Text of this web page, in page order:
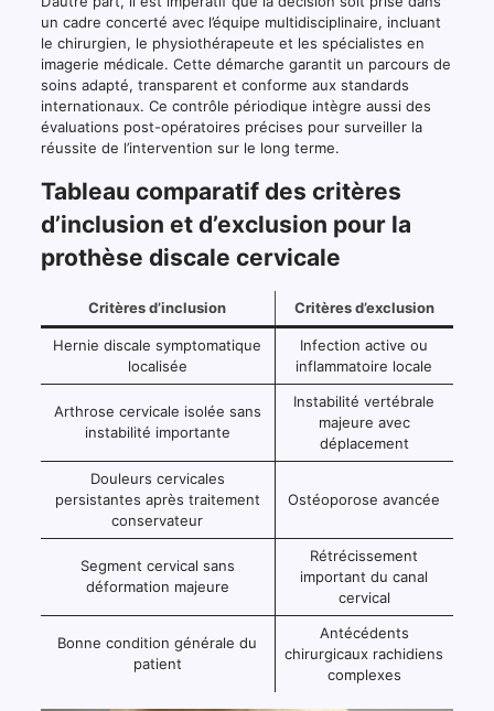
un cadre concerté avec l’équipe multidisciplinaire, incluant
le chirurgien, le physiothérapeute et les spécialistes en
imagerie médicale. Cette démarche garantit un parcours de
soins adapté, transparent et conforme aux standards
internationaux. Ce contrôle périodique intègre aussi des
évaluations post-opératoires précises pour surveiller la
réussite de l’intervention sur le long terme.
Tableau comparatif des critères
d’inclusion et d’exclusion pour la
prothèse discale cervicale
Critères d’inclusion Critères d’exclusion
Hernie discale symptomatique
localisée
Infection active ou
inflammatoire locale
Arthrose cervicale isolée sans
instabilité importante
Instabilité vertébrale
majeure avec
déplacement
Douleurs cervicales
persistantes après traitement
conservateur
Ostéoporose avancée
Segment cervical sans
déformation majeure
Rétrécissement
important du canal
cervical
Bonne condition générale du
patient
Antécédents
chirurgicaux rachidiens
complexes